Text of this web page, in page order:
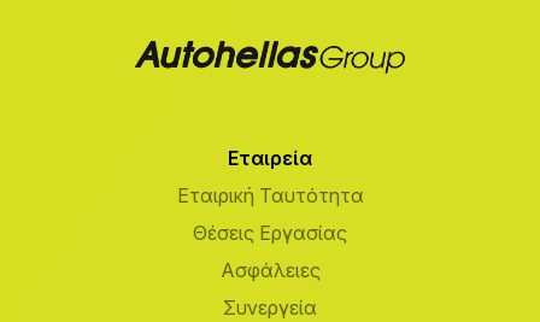
Εταιρεία
Εταιρική Ταυτότητα
Θέσεις Εργασίας
Ασφάλειες
Συνεργεία